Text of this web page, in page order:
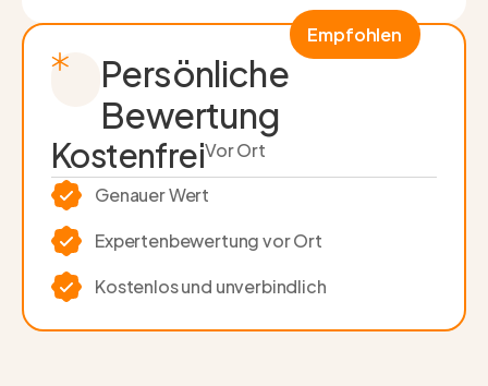
Persönliche
Bewertung
KostenfreiVor Ort
Genauer Wert
Experten­bewertung vor Ort
Kostenlos und unverbindlich
Empfohlen